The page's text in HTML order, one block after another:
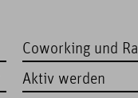
Coworking und
Aktiv werden